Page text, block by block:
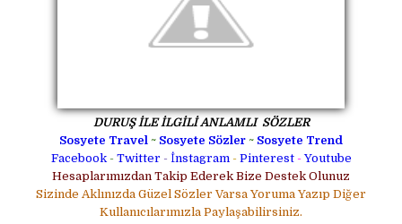
DURUŞ İLE İLGİLİ ANLAMLI SÖZLER
Sosyete Travel ~ Sosyete Sözler ~ Sosyete Trend
Facebook- Twitter - İnstagram- Pinterest- Youtube
Hesaplarımızdan Takip Ederek Bize Destek Olunuz
Sizinde Aklınızda Güzel Sözler Varsa Yoruma Yazıp Diğer
Kullanıcılarımızla Paylaşabilirsiniz.